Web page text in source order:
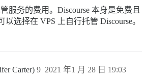
服务的费用。Discourse 本身是免费且
选择在 VPS 上自行托管 Discourse。
Carter) 2021 年1 月 28 日 19:03
9